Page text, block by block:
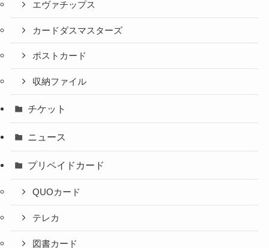
エヴァチップス
カードダスマスターズ
ポストカード
収納ファイル
チケット
ニュース
プリペイドカード
QUOカード
テレカ
図書カード